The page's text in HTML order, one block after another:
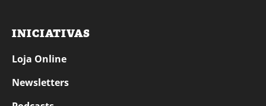
INICIATIVAS
Loja Online
Newsletters